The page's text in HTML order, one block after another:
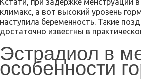
Кстати, при задержке менструаций
климакс, а вот высокий уровень
наступила беременность. Такие
достаточно известны в
Эстрадиол в
особенности